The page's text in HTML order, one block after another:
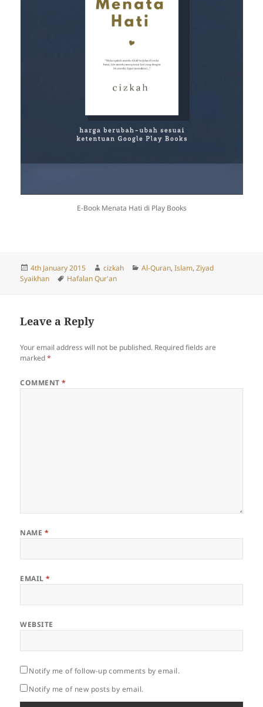
E-Book Menata Hati di Play Books
Posted
on
4th January 2015 Author
cizkah Categories
Al-Quran,Islam,Ziyad
Syaikhan
Tags
Hafalan Qur'an
Leave a Reply
Your email address will not be published. Required fields are
marked*
COMMENT*
NAME *
EMAIL*
WEBSITE
Notify me of follow-up comments by email.
Notify me of new posts by email.